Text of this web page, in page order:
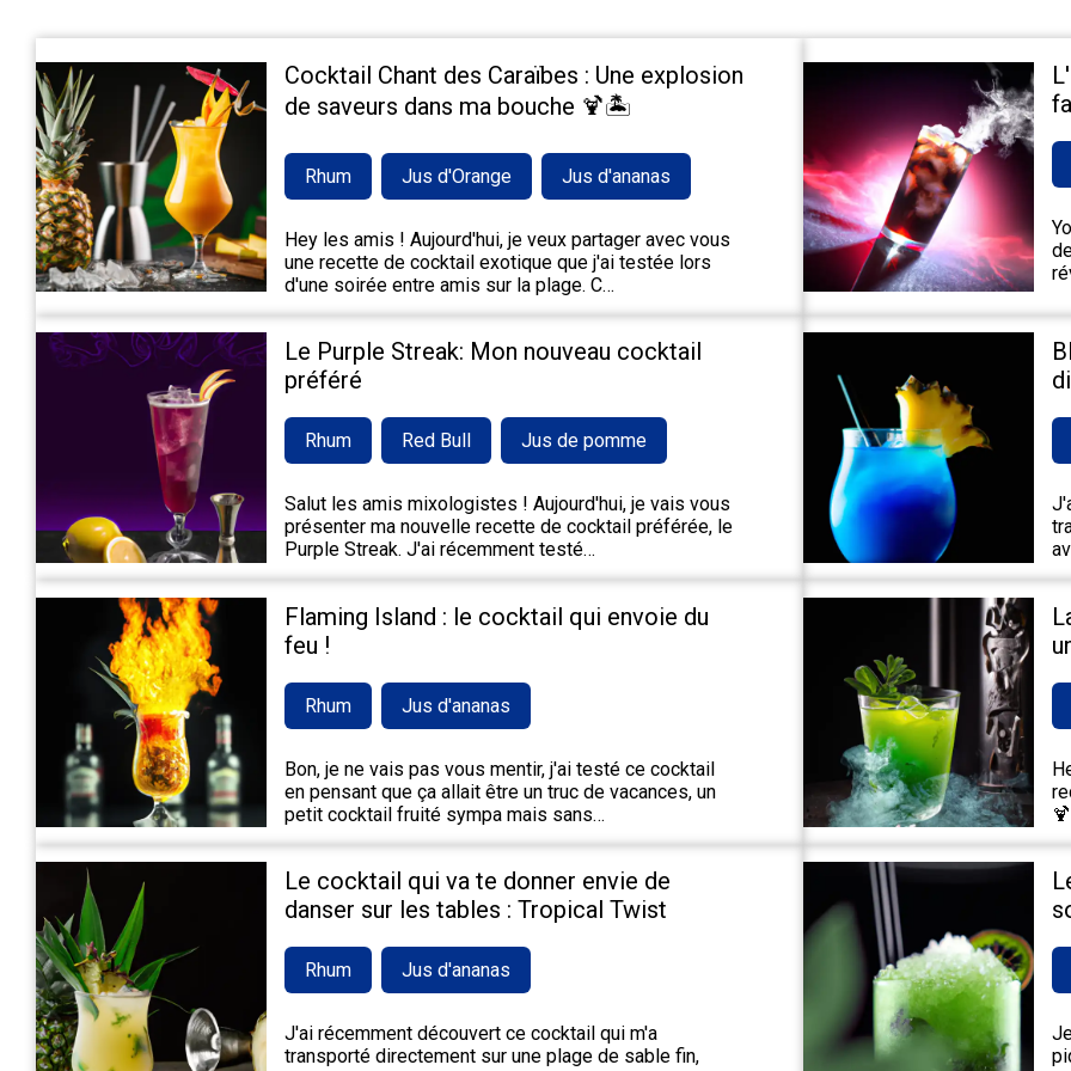
Cocktail Chant des Caraïbes : Une explosion
de saveurs dans ma bouche 🍹🏝️
Rhum Jus d'Orange Jus d'ananas
Hey les amis ! Aujourd'hui, je veux partager avec vous
une recette de cocktail exotique que j'ai testée lors
d'une soirée entre amis sur la plage. C…
Le Purple Streak: Mon nouveau cocktail
préféré
Rhum Red Bull Jus de pomme
Salut les amis mixologistes ! Aujourd'hui, je vais vous
présenter ma nouvelle recette de cocktail préférée, le
Purple Streak. J'ai récemment testé…
Flaming Island : le cocktail qui envoie du
feu !
Rhum Jus d'ananas
Bon, je ne vais pas vous mentir, j'ai testé ce cocktail
en pensant que ça allait être un truc de vacances, un
petit cocktail fruité sympa mais sans…
Le cocktail qui va te donner envie de
danser sur les tables : Tropical Twist
Rhum Jus d'ananas
J'ai récemment découvert ce cocktail qui m'a
transporté directement sur une plage de sable fin,